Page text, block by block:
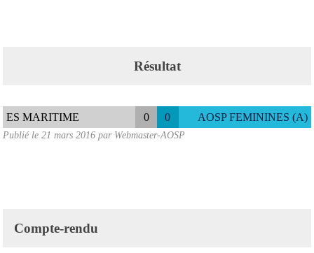
Résultat
ES MARITIME 0 0 AOSP FEMININES (A)
Publié le 21 mars 2016 par Webmaster-AOSP
Compte-rendu